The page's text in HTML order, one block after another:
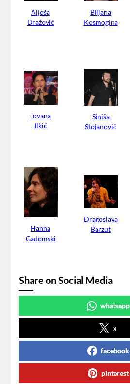
Aljoša
Dražović
Biljana
Kosmogina
Jovana
Ilkić
Siniša
Stojanović
Hanna
Gadomski
Dragoslava
Barzut
Share on Social Media
whatsapp
x
facebook
pinterest